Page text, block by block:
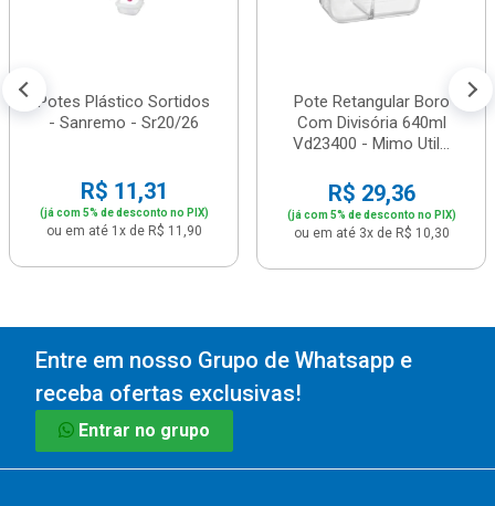
Potes Plástico Sortidos
- Sanremo - Sr20/26
R$ 11,31
(já com 5% de desconto no PIX)
ou em até 1x de R$ 11,90
Pote Retangular Boro
Com Divisória 640ml
Vd23400 - Mimo Util...
R$ 29,36
(já com 5% de desconto no PIX)
ou em até 3x de R$ 10,30
Entre em nosso Grupo de Whatsapp e
receba ofertas exclusivas!
Entrar no grupo